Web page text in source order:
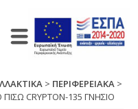
> ΠΕΡΙΦΕΡΕΙΑΚΑ >
CRΥΡΤΟΝ-135 ΓΝΗΣΙΟ